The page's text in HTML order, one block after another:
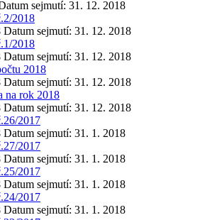
sejmutí: 31. 12. 2018
2018
Datum sejmutí: 31. 12. 2018
2018
Datum sejmutí: 31. 12. 2018
2018
Datum sejmutí: 31. 12. 2018
na rok 2018
Datum sejmutí: 31. 12. 2018
2017
Datum sejmutí: 31. 1. 2018
2017
Datum sejmutí: 31. 1. 2018
2017
Datum sejmutí: 31. 1. 2018
2017
Datum sejmutí: 31. 1. 2018